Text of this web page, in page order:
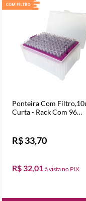
Ponteira Com
Curta - Rack Com 96
R$ 32,01
R$ 33,70